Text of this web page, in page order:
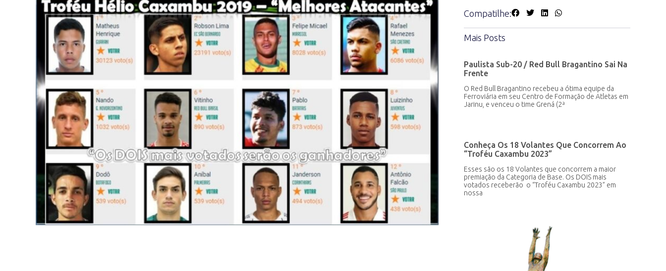
Compatilhe:
Mais Posts
Paulista Sub-20 / Red Bull Bragantino Sai Na
Frente
O Red Bull Bragantino recebeu a ótima equipe da
Ferroviária em seu Centro de Formação de Atletas em
Jarinu, e venceu o time Grená (2ª
Conheça Os 18 Volantes Que Concorrem Ao
“Troféu Caxambu 2023”
Esses são os 18 Volantes que concorrem a maior
premiação da Categoria de Base. Os DOIS mais
votados receberão o “Troféu Caxambu 2023” em
nossa